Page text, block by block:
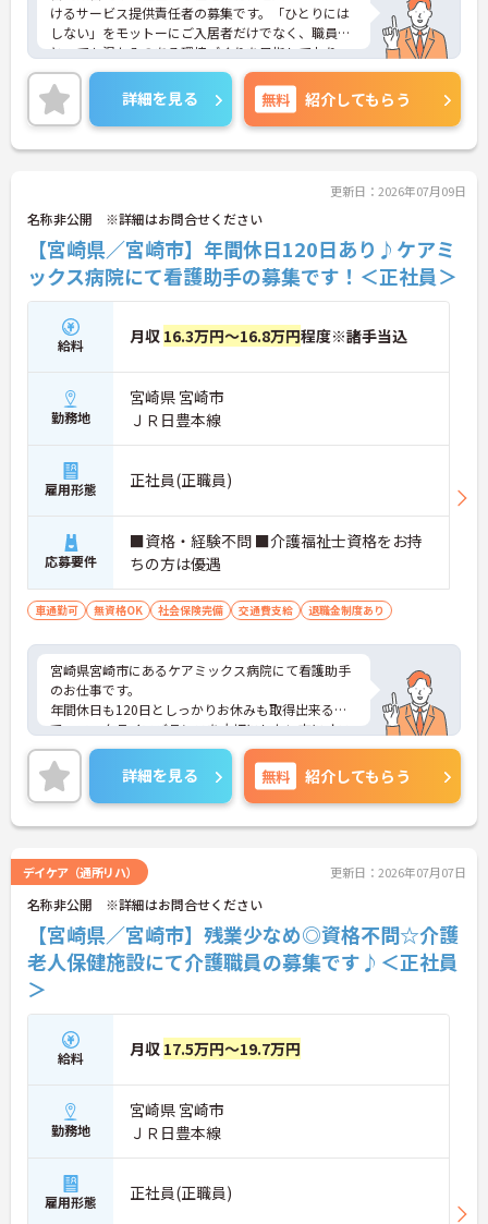
・夜勤明けの翌日は原則としてお休みとなるシフト
編成が組まれており、しっかりと休息を取りながら
長期的な就業が可能です
＜評価制度でキャリアアップ＞
・介護福祉士や初任者研修などの資格や実務経験、
夜勤回数がしっかりと給与に反映されるためモチベ
ーションを維持できます
けるサービス提供責任者の募集です。「ひとりには
しない」をモットーにご入居者だけでなく、職員に
とっても温かみのある環境づくりを目指しており、
ご利用者一人ひとりに寄り添ってサービスを提供し
ていただける方を募集しています。サービス提供責
任者の経験がなくスタートされた方も多数いらっし
ゃいます。
ご興味のある方には、面接対策ポイントなど、さら
詳細を見る 無料 紹介してもらう
更新日：2026年07月09日
名称非公開 ※詳細はお問合せください
【宮崎県／宮崎市】年間休日120日あり♪ケアミ
ックス病院にて看護助手の募集です！＜正社員＞
給料 月収 16.3万円～16.8万円程度※諸手当込
勤務地
宮崎県 宮崎市
ＪＲ日豊本線
雇用形態 正社員(正職員)
応募要件
■資格・経験不問 ■介護福祉士資格をお持
ちの方は優遇
車通勤可 無資格OK 社会保険完備 交通費支給 退職金制度あり
宮崎県宮崎市にあるケアミックス病院にて看護助手
のお仕事です。
年間休日も120日としっかりお休みも取得出来るの
で、ワークライフバランスを大切にしたい方にオス
スメです◎
ご興味ある方には、面接対策ポイントなど、さらに
詳細をお話しいたしますのでお気軽にご相談くださ
い。
詳細を見る 無料 紹介してもらう
デイケア（通所リハ） 更新日：2026年07月07日
名称非公開 ※詳細はお問合せください
【宮崎県／宮崎市】残業少なめ◎資格不問☆介護
老人保健施設にて介護職員の募集です♪＜正社員
＞
給料 月収 17.5万円～19.7万円
勤務地
宮崎県 宮崎市
ＪＲ日豊本線
雇用形態 正社員(正職員)